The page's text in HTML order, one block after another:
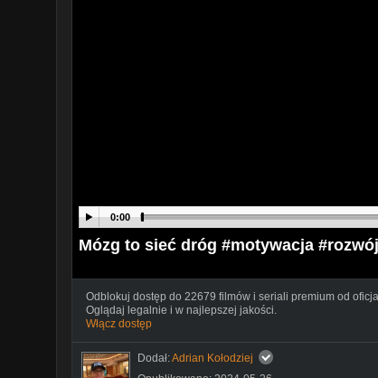
0:00
Mózg to sieć dróg #motywacja
Odblokuj dostęp do 22679 filmów i seriali premium od
Oglądaj legalnie i w najlepszej jakości.
Włącz dostęp
Dodał:Adrian Kołodziej